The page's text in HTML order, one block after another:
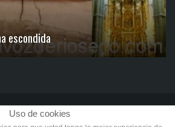
escondida
de Privacidad Términos de Uso
Uso de cookies